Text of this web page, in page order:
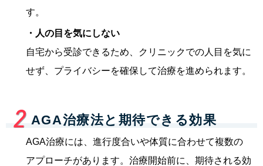
す。
・人の目を気にしない
自宅から受診できるため、クリニックでの人目を気に
せず、プライバシーを確保して治療を進められます。
AGA治療法と期待できる効果
AGA治療には、進行度合いや体質に合わせて複数の
アプローチがあります。治療開始前に、期待される効